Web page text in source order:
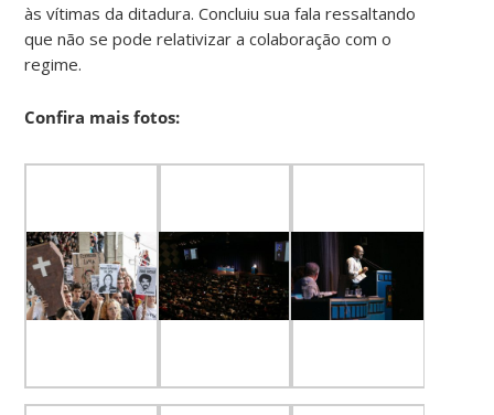
às vítimas da ditadura. Concluiu sua fala ressaltando
que não se pode relativizar a colaboração com o
regime.
Confira mais fotos: